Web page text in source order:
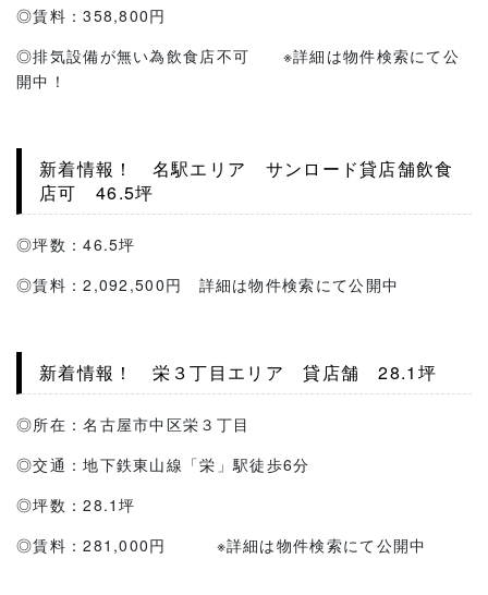
◎賃料：358,800円
◎排気設備が無い為飲食店不可 ※詳細は物件検索にて公
開中！
新着情報！ 名駅エリア サンロード貸店舗飲食
店可 46.5坪
◎坪数：46.5坪
◎賃料：2,092,500円 詳細は物件検索にて公開中
新着情報！ 栄３丁目エリア 貸店舗 28.1坪
◎所在：名古屋市中区栄３丁目
◎交通：地下鉄東山線「栄」駅徒歩6分
◎坪数：28.1坪
◎賃料：281,000円 ※詳細は物件検索にて公開中